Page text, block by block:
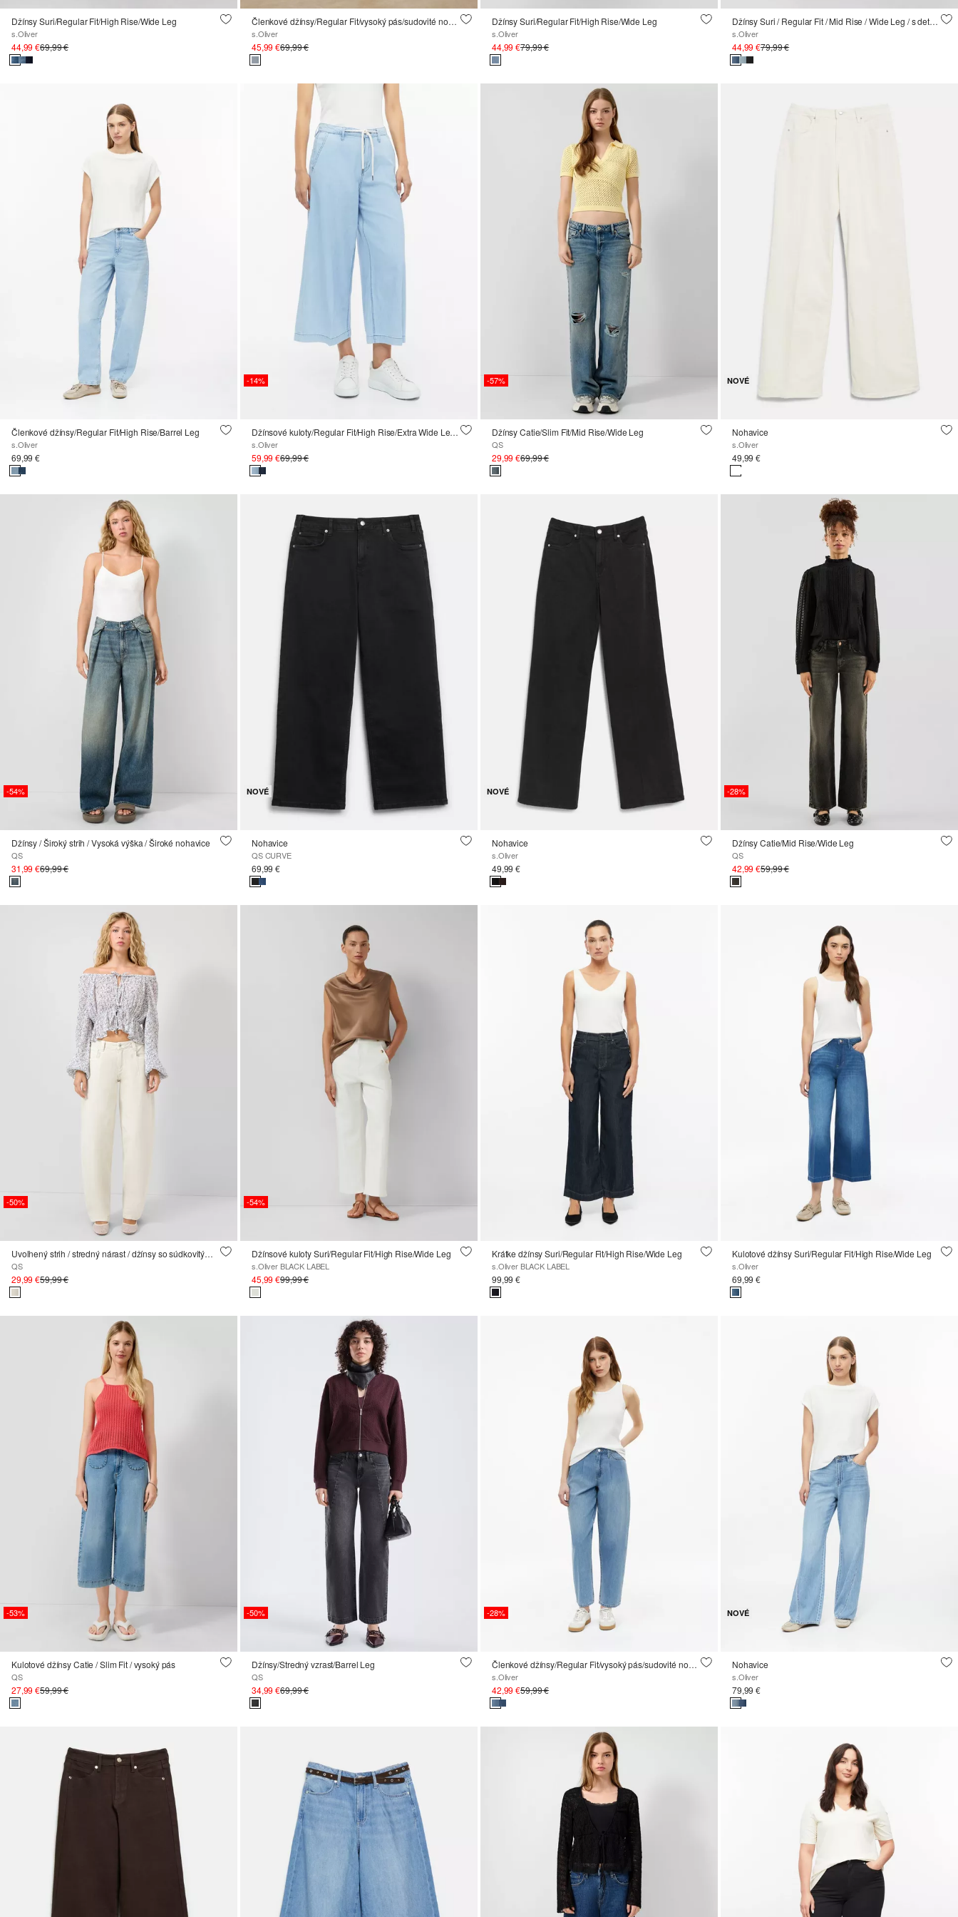
Džínsy Suri/Regular Fit/High Rise/Wide Leg
s.Oliver
44,99 €69,99 €
Členkové džínsy/Regular Fit/vysoký pás/sudovité nohavice
s.Oliver
45,99 €69,99 €
Džínsy Suri/Regular Fit/High Rise/Wide Leg
s.Oliver
44,99 €79,99 €
Džínsy Suri / Regular Fit / Mid Rise / Wide Leg / s detailom v tvare šnúrky
s.Oliver
44,99 €79,99 €
Členkové džínsy/Regular Fit/High Rise/Barrel Leg
s.Oliver
69,99 €
-14%
Džínsové kuloty/Regular Fit/High Rise/Extra Wide Leg/100 % bavlna
s.Oliver
59,99 €69,99 €
-57%
Džínsy Catie/Slim Fit/Mid Rise/Wide Leg
QS
29,99 €69,99 €
NOVÉ
Nohavice
s.Oliver
49,99 €
-54%
Džínsy / Široký strih / Vysoká výška / Široké nohavice
QS
31,99 €69,99 €
NOVÉ
Nohavice
QS CURVE
69,99 €
NOVÉ
Nohavice
s.Oliver
49,99 €
-28%
Džínsy Catie/Mid Rise/Wide Leg
QS
42,99 €59,99 €
-50%
Uvoľnený strih / stredný nárast / džínsy so súdkovitými nohavicami
QS
29,99 €59,99 €
-54%
Džínsové kuloty Suri/Regular Fit/High Rise/Wide Leg
s.Oliver BLACK LABEL
45,99 €99,99 €
Krátke džínsy Suri/Regular Fit/High Rise/Wide Leg
s.Oliver BLACK LABEL
99,99 €
Kulotové džínsy Suri/Regular Fit/High Rise/Wide Leg
s.Oliver
69,99 €
-53%
Kulotové džínsy Catie / Slim Fit / vysoký pás
QS
27,99 €59,99 €
-50%
Džínsy/Stredný vzrast/Barrel Leg
QS
34,99 €69,99 €
-28%
Členkové džínsy/Regular Fit/vysoký pás/sudovité nohavice
s.Oliver
42,99 €59,99 €
NOVÉ
Nohavice
s.Oliver
79,99 €